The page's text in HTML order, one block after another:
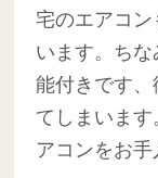
宅のエアコ
います。ち
能付きです
てしまいま
アコンをお手